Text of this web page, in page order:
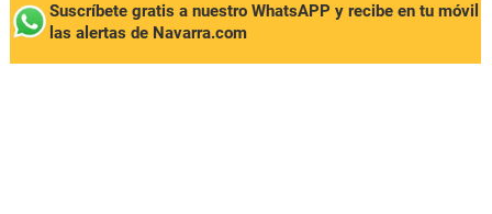
Suscríbete gratis a nuestro WhatsAPP y recibe en tu móvil
las alertas de Navarra.com